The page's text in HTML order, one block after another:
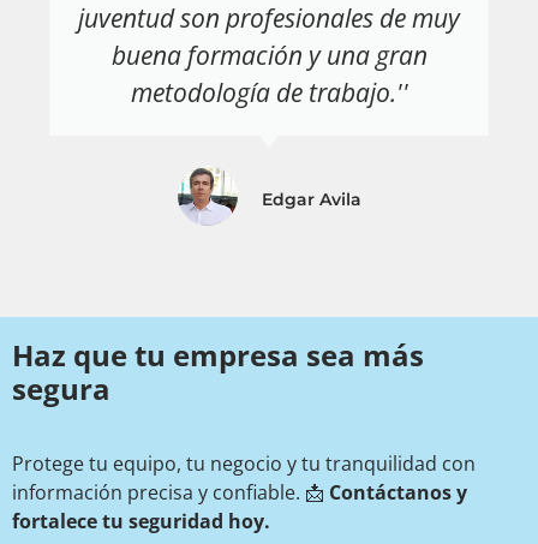
juventud son profesionales de muy
buena formación y una gran
metodología de trabajo.''
Edgar Avila
Haz que tu empresa sea más
segura
Protege tu equipo, tu negocio y tu tranquilidad con
información precisa y confiable. 📩 Contáctanos y
fortalece tu seguridad hoy.